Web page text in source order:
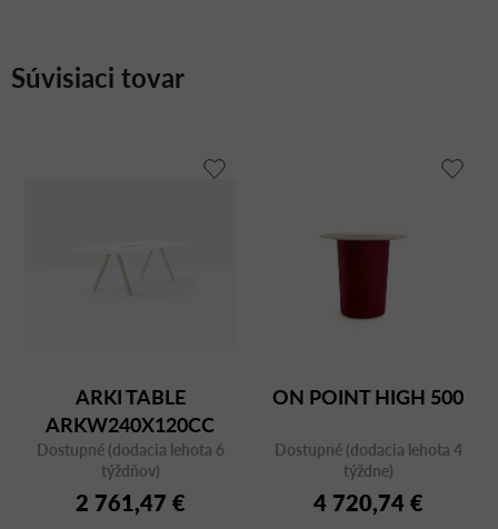
Súvisiaci tovar
ARKI TABLE
ARKW240X120CC
Dostupné (dodacia lehota 6
týždňov)
2 761,47 €
ON POINT HIGH 500
Dostupné (dodacia lehota 4
týždne)
4 720,74 €